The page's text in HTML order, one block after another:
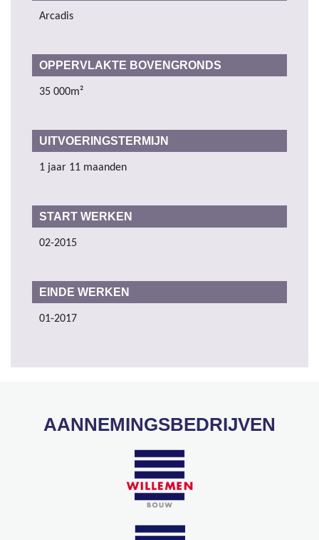
Arcadis
OPPERVLAKTE BOVENGRONDS
35 000m²
UITVOERINGSTERMIJN
1 jaar 11 maanden
START WERKEN
02-2015
EINDE WERKEN
01-2017
AANNEMINGSBEDRIJVEN